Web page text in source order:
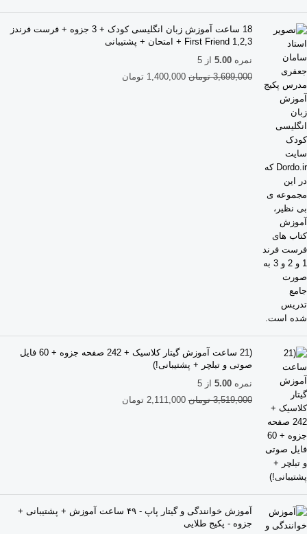
18 ساعت آموزش زبان انگلیسی کودک + 3 جزوه + فرست فرندز
2,3,First Friend 1 + امتحان + پشتیبانی
نمره 5.00 از 5
3,699,000 تومان 1,400,000 تومان
(21 ساعت آموزش گیتار کلاسیک + 242 صفحه جزوه + 60 فایل
صوتی و تبلچر + پشتیبانی!)
نمره 5.00 از 5
3,519,000 تومان 2,111,000 تومان
آموزش خوانندگی و گیتار پاپ - ۴۹ ساعت آموزش + پشتیبانی +
جزوه - پکیج طلایی